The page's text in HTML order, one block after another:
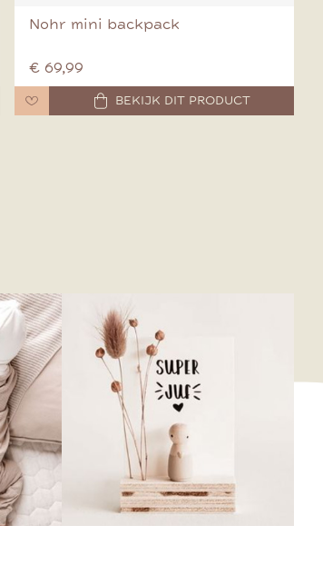
Nohr mini backpack
€ 69,99
BEKIJK DIT PRODUCT